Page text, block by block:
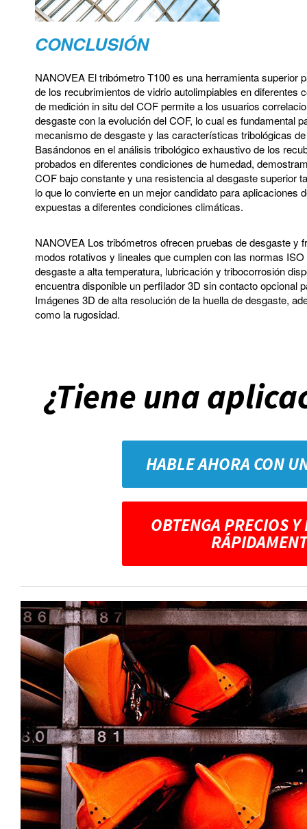
CONCLUSIÓN
NANOVEA El tribómetro T100 es una herramienta superior
de los recubrimientos de vidrio autolimpiables en diferentes
de medición in situ del COF permite a los usuarios
desgaste con la evolución del COF, lo cual es fundamental
mecanismo de desgaste y las características tribológicas
Basándonos en el análisis tribológico exhaustivo de los
probados en diferentes condiciones de humedad,
COF bajo constante y una resistencia al desgaste superior
lo que lo convierte en un mejor candidato para aplicaciones
expuestas a diferentes condiciones climáticas.
NANOVEA Los tribómetros ofrecen pruebas de desgaste y
modos rotativos y lineales que cumplen con las normas
desgaste a alta temperatura, lubricación y tribocorrosión
encuentra disponible un perfilador 3D sin contacto opcional
Imágenes 3D de alta resolución de la huella de desgaste,
como la rugosidad.
¿Tiene una
HABLE AHORA CON
OBTENGA PRECIOS Y